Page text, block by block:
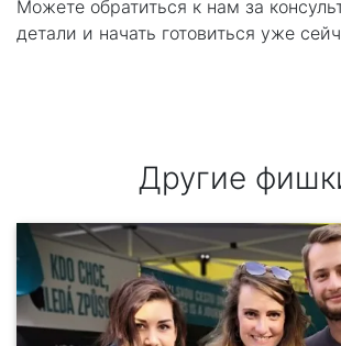
Можете обратиться к нам за
детали и начать готовиться уже
Другие